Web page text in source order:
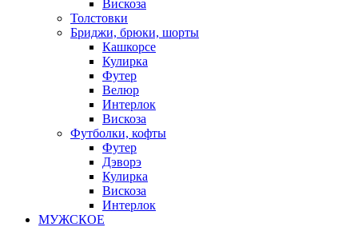
Вискоза
Толстовки
Бриджи, брюки, шорты
Кашкорсе
Кулирка
Футер
Велюр
Интерлок
Вискоза
Футболки, кофты
Футер
Дэворэ
Кулирка
Вискоза
Интерлок
МУЖСКОЕ